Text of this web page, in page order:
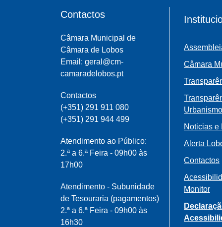
Contactos
Câmara Municipal de
Câmara de Lobos
Email: geral@cm-
camaradelobos.pt
Contactos
(+351) 291 911 080
(+351) 291 944 499
Atendimento ao Público:
2.ª a 6.ª Feira - 09h00 às
17h00
Atendimento - Subunidade
de Tesouraria (pagamentos)
2.ª a 6.ª Feira - 09h00 às
16h30
Câmara
Urbanismo
Noticias e
Alerta
Contactos
Monitor